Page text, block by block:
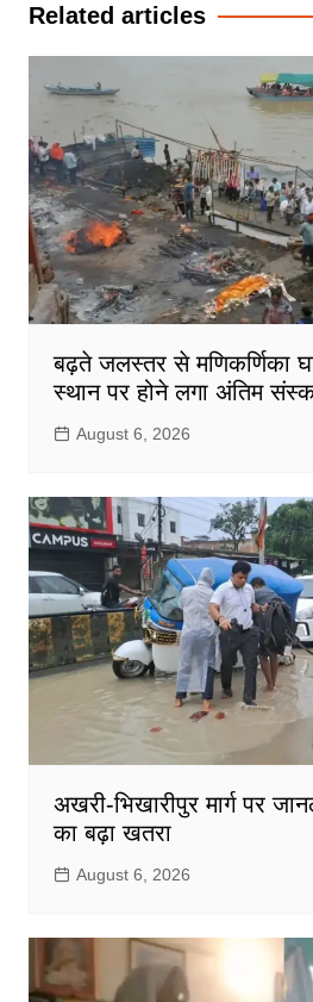
Related articles
बढ़ते जलस्तर से मणिकर्णिका
स्थान पर होने लगा अंतिम
August 6, 2026
अखरी-भिखारीपुर मार्ग पर
का बढ़ा खतरा
August 6, 2026